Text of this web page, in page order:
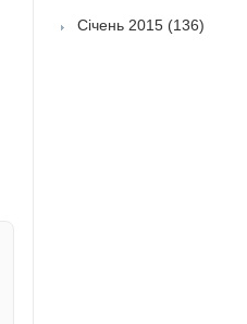
Січень 2015(136)